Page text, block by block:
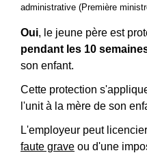
administrative (Première
Oui, le jeune père est
pendant les 10
son enfant.
Cette protection
l'unit à la mère de son
L'employeur peut
faute grave ou d'une